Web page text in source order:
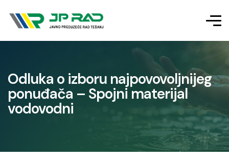
Odluka o izboru najpovovoljnijeg
ponuđača – Spojni materijal
vodovodni